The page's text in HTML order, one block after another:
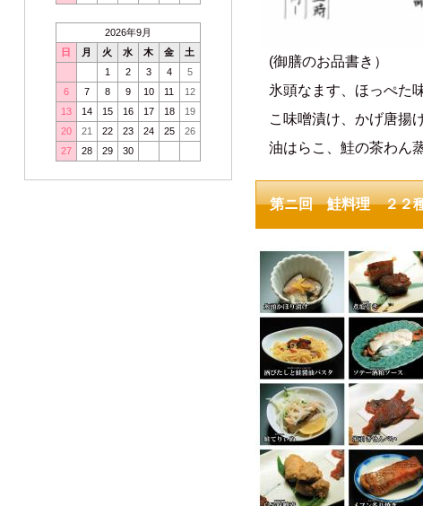
(御膳のお品書き）
氷頭なます、ほっぺた
こ味噌漬け、かげ唐揚
油はらこ、鮭の茶わん
第ニ回 鮭料理 ２
2026年9月
日
月 火 水 木 金
土
1
2 3 4
5
6
7 8 9 10 11
12
13
14 15 16 17 18
19
20
21 22 23 24 25
26
27
28 29 30